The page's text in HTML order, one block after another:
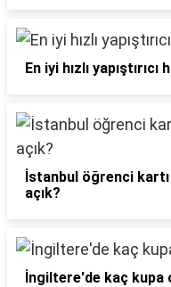
En iyi hızlı
İstanbul öğrenci
açık?
İngiltere'de kaç kupa